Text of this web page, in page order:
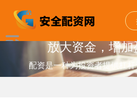
放大资金，增
配资是一种为投资者提供杠